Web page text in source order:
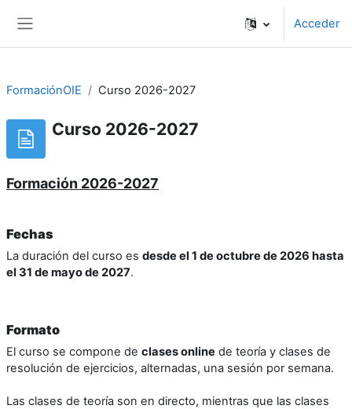
Acceder
FormaciónOIE Curso 2026-2027
Curso 2026-2027
Formación 2026-2027
Fechas
La duración del curso es desde el 1 de octubre de 2026 hasta
el 31 de mayo de 2027.
Formato
El curso se compone de clases online de teoría y clases de
resolución de ejercicios, alternadas, una sesión por semana.
Las clases de teoría son en directo, mientras que las clases